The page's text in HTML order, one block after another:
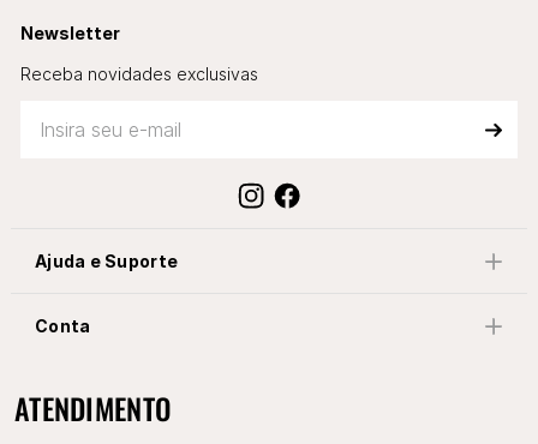
Newsletter
Receba novidades exclusivas
Ajuda e Suporte
Conta
ATENDIMENTO